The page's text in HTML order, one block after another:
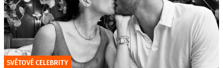
SVĚTOVÉ CELEBRITY